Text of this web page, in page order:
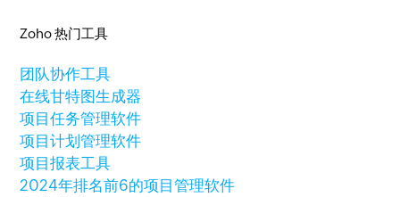
Zoho 热门工具
团队协作工具
在线甘特图生成器
项目任务管理软件
项目计划管理软件
项目报表工具
2024年排名前6的项目管理软件